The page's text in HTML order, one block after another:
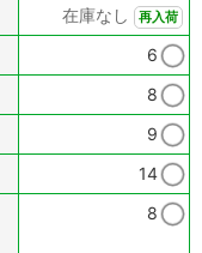
在庫なし 再入荷
6
8
9
14
8